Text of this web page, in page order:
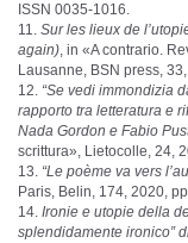
ISSN 0035-1016.
Sur les lieux de
again), in «A contrario.
Lausanne, BSN press,
“Se vedi immondizia
rapporto tra letteratura e
Nada Gordon e Fabio
scrittura», Lietocolle, 24,
“Le poème va vers
Paris, Belin, 174, 2020,
Ironie e utopie della
splendidamente ironico”